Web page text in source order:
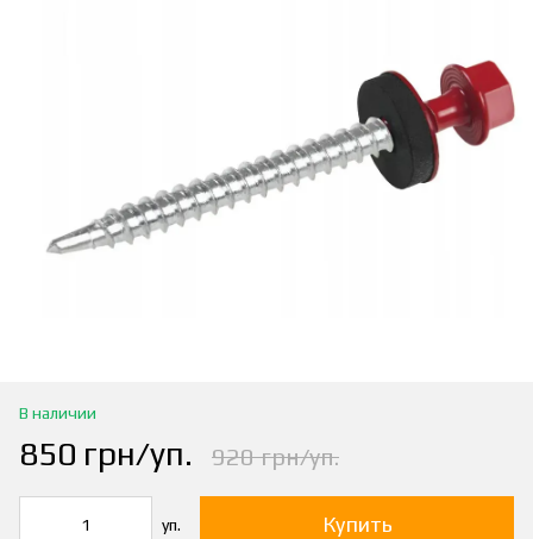
В наличии
850 грн/уп. 920 грн/уп.
уп. Купить